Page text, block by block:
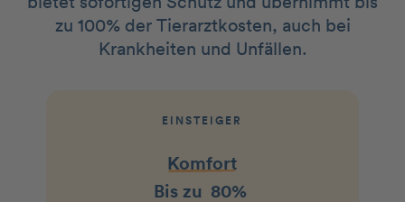
zu 100% der Tierarztkosten, auch bei
Krankheiten und Unfällen.
EINSTEIGER
Komfort
Bis zu 80%